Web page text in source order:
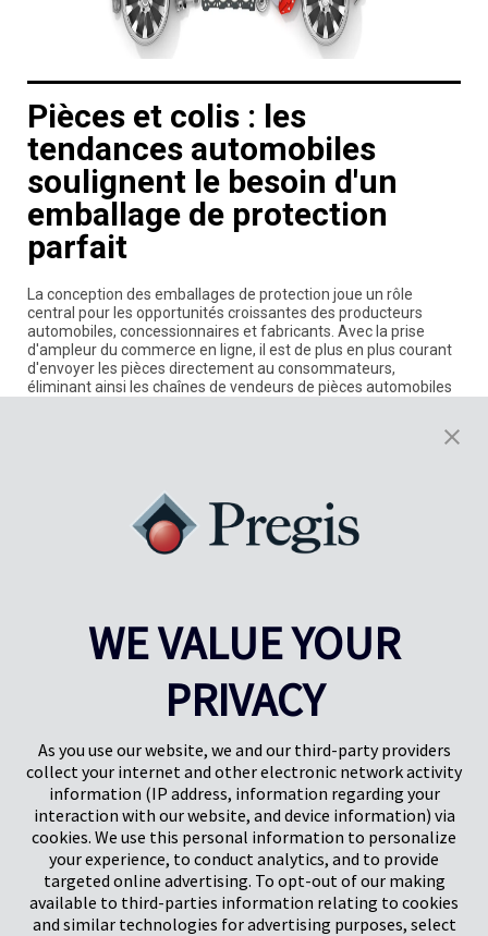
Pièces et colis : les
tendances automobiles
soulignent le besoin d'un
emballage de protection
parfait
La conception des emballages de protection joue un rôle
central pour les opportunités croissantes des producteurs
automobiles, concessionnaires et fabricants. Avec la prise
d'ampleur du commerce en ligne, il est de plus en plus courant
d'envoyer les pièces directement au consommateurs,
éliminant ainsi les chaînes de vendeurs de pièces automobiles
Herts, UK
SG1 2DG
Centre Pregis IQ
Park Forum 1053
Pays-Bas
Pregis GmbH
Rheinpromenade 13
40789 Monheim am Rhein
Deutschland
Geschäftsführer: K. J. Baudhuin, D. K. LaVanWay, L. Darnell
WE VALUE YOUR
PRIVACY
As you use our website, we and our third-party providers
collect your internet and other electronic network activity
information (IP address, information regarding your
interaction with our website, and device information) via
cookies. We use this personal information to personalize
your experience, to conduct analytics, and to provide
targeted online advertising. To opt-out of our making
available to third-parties information relating to cookies
and similar technologies for advertising purposes, select